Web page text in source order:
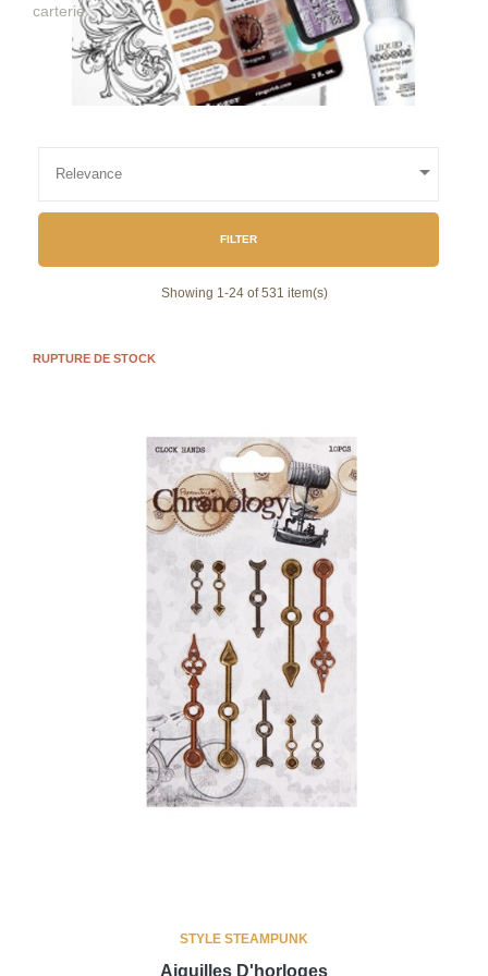
carterie
Relevance 
FILTER
Showing 1-24 of 531 item(s)
RUPTURE DE STOCK
STYLE STEAMPUNK
Aiguilles D'horloges